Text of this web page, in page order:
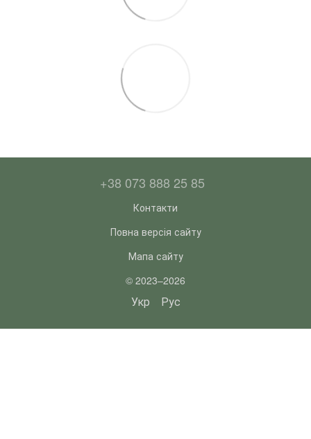
+38 073 888 25 85
Контакти
Повна версія сайту
Мапа сайту
© 2023–2026
Укр Рус